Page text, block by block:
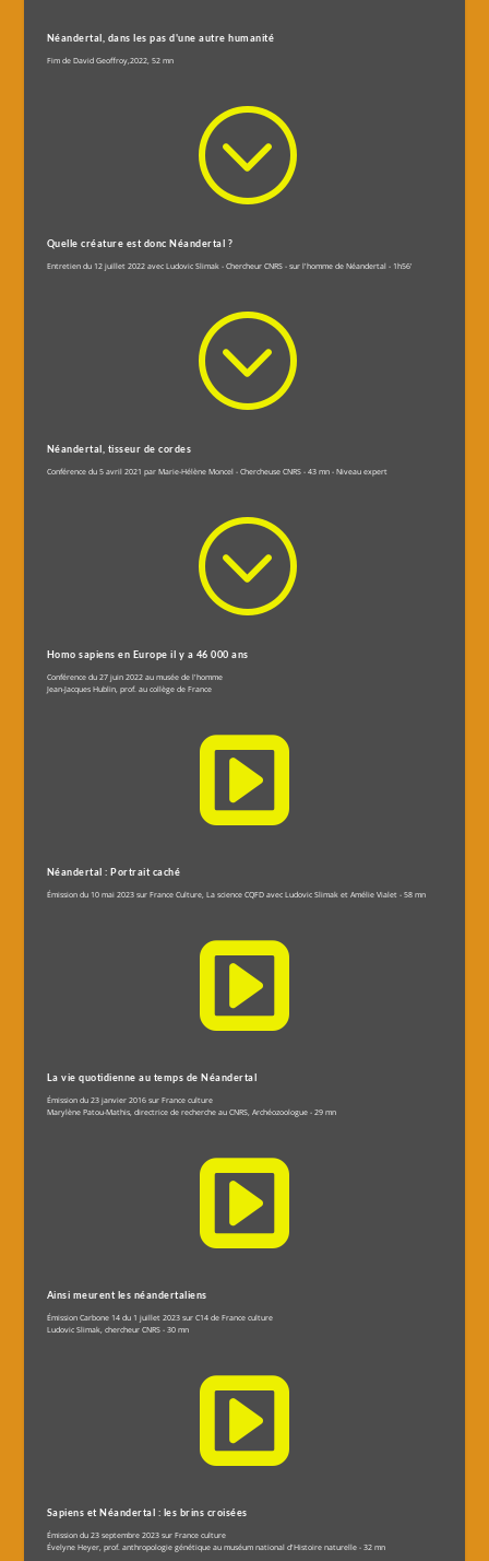
Néandertal, dans les pas d'une autre humanité
Fim de David Geoffroy,2022, 52 mn
;
Quelle créature est donc Néandertal ?
Entretien du 12 juillet 2022 avec Ludovic Slimak - Chercheur CNRS - sur l'homme de Néandertal - 1h56'
;
Néandertal, tisseur de cordes
Conférence du 5 avril 2021 par Marie-Hélène Moncel - Chercheuse CNRS - 43 mn - Niveau expert
;
Homo sapiens en Europe il y a 46 000 ans
Conférence du 27 juin 2022 au musée de l'homme
Jean-Jacques Hublin, prof. au collège de France

Néandertal : Portrait caché
Émission du 10 mai 2023 sur France Culture, La science CQFD avec Ludovic Slimak et Amélie Vialet - 58 mn

La vie quotidienne au temps de Néandertal
Émission du 23 janvier 2016 sur France culture
Marylène Patou-Mathis, directrice de recherche au CNRS, Archéozoologue - 29 mn

Ainsi meurent les néandertaliens
Émission Carbone 14 du 1 juillet 2023 sur C14 de France culture
Ludovic Slimak, chercheur CNRS - 30 mn

Sapiens et Néandertal : les brins croisées
Émission du 23 septembre 2023 sur France culture
Évelyne Heyer, prof. anthropologie génétique au muséum national d'Histoire naturelle - 32 mn